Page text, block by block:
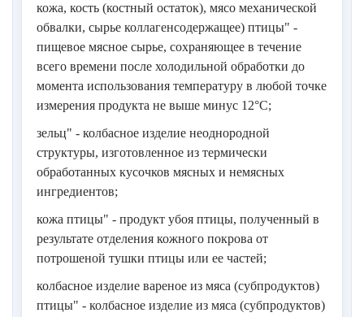
кожа, кость (костный остаток), мясо механической
обвалки, сырье коллагенсодержащее) птицы" -
пищевое мясное сырье, сохраняющее в течение
всего времени после холодильной обработки до
момента использования температуру в любой точке
измерения продукта не выше минус 12°С;
зельц" - колбасное изделие неоднородной
структуры, изготовленное из термически
обработанных кусочков мясных и немясных
ингредиентов;
кожа птицы" - продукт убоя птицы, полученный в
результате отделения кожного покрова от
потрошеной тушки птицы или ее частей;
колбасное изделие вареное из мяса (субпродуктов)
птицы" - колбасное изделие из мяса (субпродуктов)